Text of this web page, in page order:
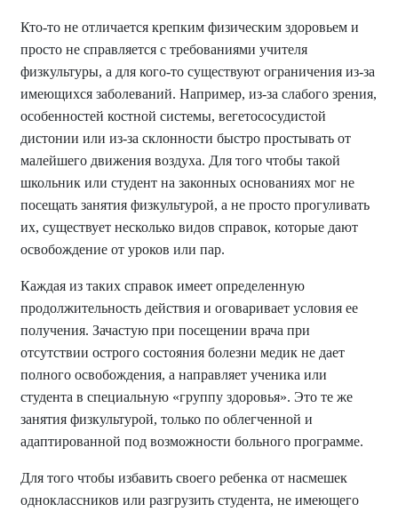
Кто-то не отличается крепким физическим здоровьем и
просто не справляется с требованиями учителя
физкультуры, а для кого-то существуют ограничения из-за
имеющихся заболеваний. Например, из-за слабого зрения,
особенностей костной системы, вегетососудистой
дистонии или из-за склонности быстро простывать от
малейшего движения воздуха. Для того чтобы такой
школьник или студент на законных основаниях мог не
посещать занятия физкультурой, а не просто прогуливать
их, существует несколько видов справок, которые дают
освобождение от уроков или пар.
Каждая из таких справок имеет определенную
продолжительность действия и оговаривает условия ее
получения. Зачастую при посещении врача при
отсутствии острого состояния болезни медик не дает
полного освобождения, а направляет ученика или
студента в специальную «группу здоровья». Это те же
занятия физкультурой, только по облегченной и
адаптированной под возможности больного программе.
Для того чтобы избавить своего ребенка от насмешек
одноклассников или разгрузить студента, не имеющего